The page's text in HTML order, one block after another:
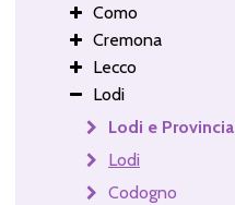
Como
Cremona
Lecco
Lodi
Lodi e Provincia
Lodi
Codogno